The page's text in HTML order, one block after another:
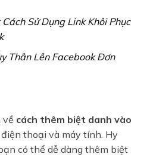
Sử Dụng Link Khôi Phục
Thân Lên Facebook Đơn
về cách thêm biệt danh vào
thoại và máy tính. Hy
có thể dễ dàng thêm biệt